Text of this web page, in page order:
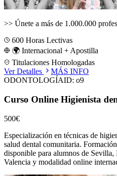
>> Únete a más de 1.000.000
600 Horas Lectivas
🌍 Internacional + Apostilla
Titulaciones Homologadas
Ver Detalles
MÁS INFO
ODONTOLOGÍAID: o9
Curso Online Higienista
500€
Especialización en técnicas de
salud dental comunitaria.
disponible para alumnos de Sevilla,
Valencia y modalidad online